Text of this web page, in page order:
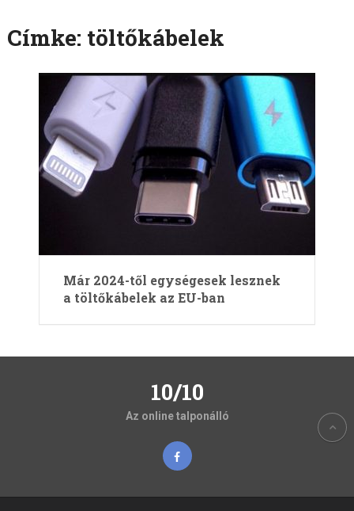
Címke: töltőkábelek
Már 2024-től egységesek lesznek
a töltőkábelek az EU-ban
10/10
Az online talponálló